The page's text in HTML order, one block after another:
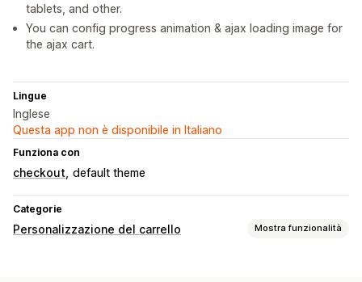
tablets, and other.
You can config progress animation & ajax loading image for
the ajax cart.
Lingue
Inglese
Questa app non è disponibile in Italiano
Funziona con
checkout default theme
Categorie
Personalizzazione del carrello Mostra funzionalità